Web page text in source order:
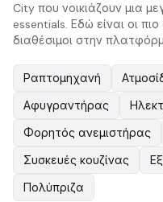
City που νοικιάζουν μια
essentials. Εδώ είναι οι
διαθέσιμοι στην
Ραπτομηχανή
Αφυγραντήρας
Φορητός ανεμιστήρας
Συσκευές κουζίνας
Πολύπριζα